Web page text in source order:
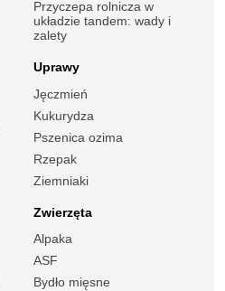
Przyczepa rolnicza w
układzie tandem: wady i
zalety
Uprawy
Jęczmień
Kukurydza
Pszenica ozima
Rzepak
Ziemniaki
Zwierzęta
Alpaka
ASF
Bydło mięsne